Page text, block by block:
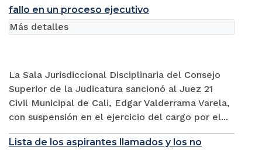
fallo en un proceso ejecutivo
La Sala Jurisdiccional Disciplinaria del Consejo
Superior de la Judicatura sancionó al Juez 21
Civil Municipal de Cali, Edgar Valderrama Varela,
con suspensión en el ejercicio del cargo por el...
Más detalles
Lista de los aspirantes llamados y los no